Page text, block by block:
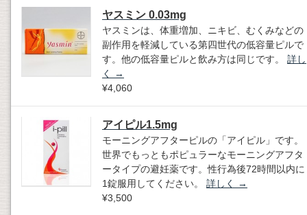
ヤスミン 0.03mg
ヤスミンは、体重増加、ニキビ、むくみなどの
副作用を軽減している第四世代の低容量ピルで
す。他の低容量ピルと飲み方は同じです。 詳し
く
→
¥4,060
アイピル1.5mg
モーニングアフターピルの「アイピル」です。
世界でもっともポピュラーなモーニングアフタ
ータイプの避妊薬です。性行為後72時間以内に
1錠服用してください。 詳しく
→
¥3,500